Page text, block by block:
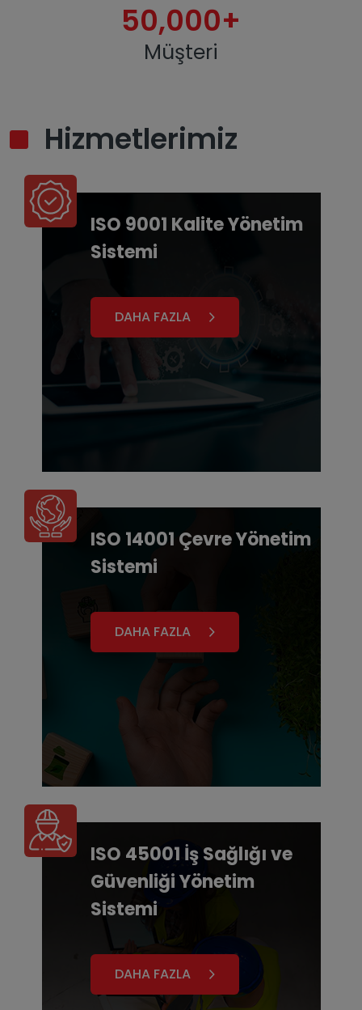
50,000+
Müşteri
Hizmetlerimiz
ISO 9001 Kalite Yönetim
Sistemi
DAHA FAZLA
ISO 14001 Çevre Yönetim
Sistemi
DAHA FAZLA
ISO 45001 İş Sağlığı ve
Güvenliği Yönetim
Sistemi
DAHA FAZLA